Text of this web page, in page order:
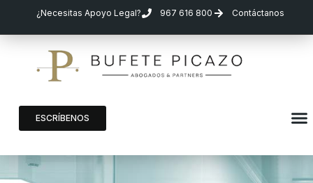
¿Necesitas Apoyo Legal? 967 616 800 Contáctanos
ESCRÍBENOS